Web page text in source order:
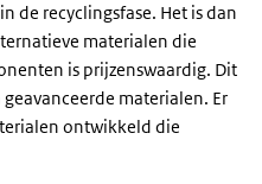
de recyclingsfase. Het is dan
materialen die
is prijzenswaardig. Dit
materialen. Er
ontwikkeld die